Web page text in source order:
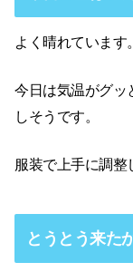
よく晴れています
今日は気温がグッ
しそうです。
服装で上手に調整
とうとう来た